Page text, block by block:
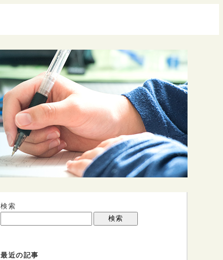
検索
検索
最近の記事